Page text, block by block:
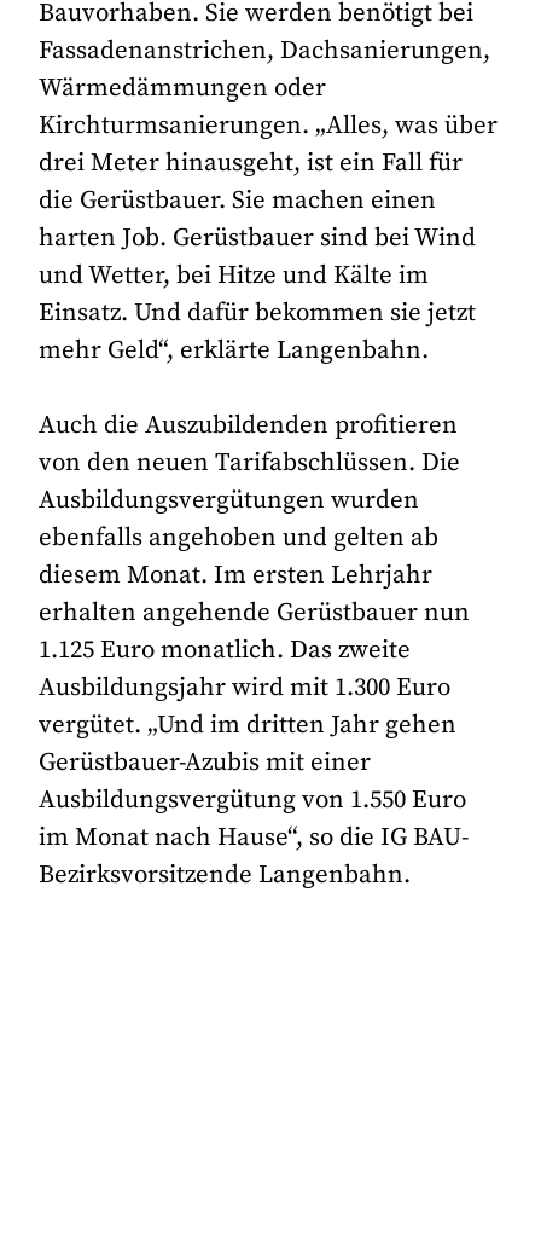
Bauvorhaben. Sie werden benötigt bei
Fassadenanstrichen, Dachsanierungen,
Wärmedämmungen oder
Kirchturmsanierungen. „Alles, was über
drei Meter hinausgeht, ist ein Fall für
die Gerüstbauer. Sie machen einen
harten Job. Gerüstbauer sind bei Wind
und Wetter, bei Hitze und Kälte im
Einsatz. Und dafür bekommen sie jetzt
mehr Geld“, erklärte Langenbahn.
Auch die Auszubildenden profitieren
von den neuen Tarifabschlüssen. Die
Ausbildungsvergütungen wurden
ebenfalls angehoben und gelten ab
diesem Monat. Im ersten Lehrjahr
erhalten angehende Gerüstbauer nun
1.125 Euro monatlich. Das zweite
Ausbildungsjahr wird mit 1.300 Euro
vergütet. „Und im dritten Jahr gehen
Gerüstbauer-Azubis mit einer
Ausbildungsvergütung von 1.550 Euro
im Monat nach Hause“, so die IG BAU-
Bezirksvorsitzende Langenbahn.